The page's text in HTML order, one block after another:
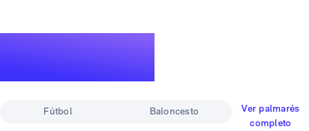
Fútbol Baloncesto
Ver palmarés
completo